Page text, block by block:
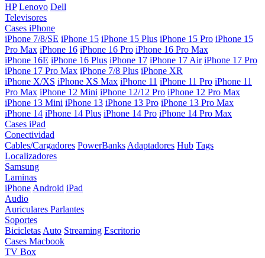
HP Lenovo Dell
Televisores
Cases iPhone
iPhone 7/8/SE iPhone 15 iPhone 15 Plus iPhone 15 Pro iPhone 15
Pro Max iPhone 16 iPhone 16 Pro iPhone 16 Pro Max
iPhone 16E iPhone 16 Plus iPhone 17 iPhone 17 Air iPhone 17 Pro
iPhone 17 Pro Max iPhone 7/8 Plus iPhone XR
iPhone X/XS iPhone XS Max iPhone 11 iPhone 11 Pro iPhone 11
Pro Max iPhone 12 Mini iPhone 12/12 Pro iPhone 12 Pro Max
iPhone 13 Mini iPhone 13 iPhone 13 Pro iPhone 13 Pro Max
iPhone 14 iPhone 14 Plus iPhone 14 Pro iPhone 14 Pro Max
Cases iPad
Conectividad
Cables/Cargadores PowerBanks Adaptadores Hub Tags
Localizadores
Samsung
Laminas
iPhone Android iPad
Audio
Auriculares Parlantes
Soportes
Bicicletas Auto Streaming Escritorio
Cases Macbook
TV Box